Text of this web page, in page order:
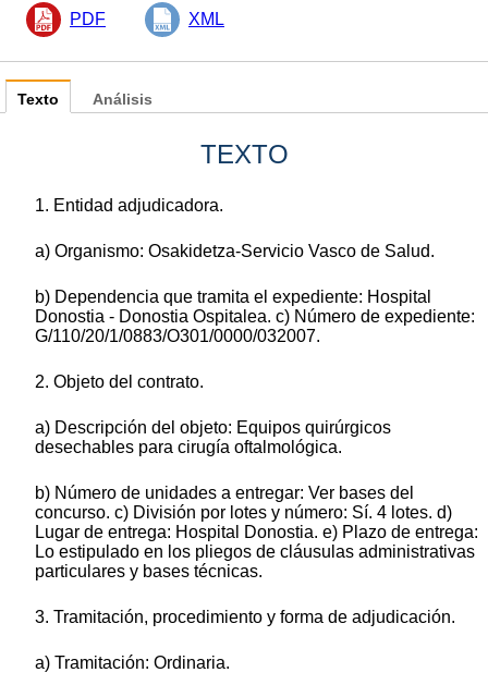
PDF XML
Texto
TEXTO
1. Entidad adjudicadora.
a) Organismo: Osakidetza-Servicio Vasco de Salud.
b) Dependencia que tramita el expediente: Hospital
Donostia - Donostia Ospitalea. c) Número de expediente:
G/110/20/1/0883/O301/0000/032007.
2. Objeto del contrato.
a) Descripción del objeto: Equipos quirúrgicos
desechables para cirugía oftalmológica.
b) Número de unidades a entregar: Ver bases del
concurso. c) División por lotes y número: Sí. 4 lotes. d)
Lugar de entrega: Hospital Donostia. e) Plazo de entrega:
Lo estipulado en los pliegos de cláusulas administrativas
particulares y bases técnicas.
3. Tramitación, procedimiento y forma de adjudicación.
a) Tramitación: Ordinaria.
Análisis